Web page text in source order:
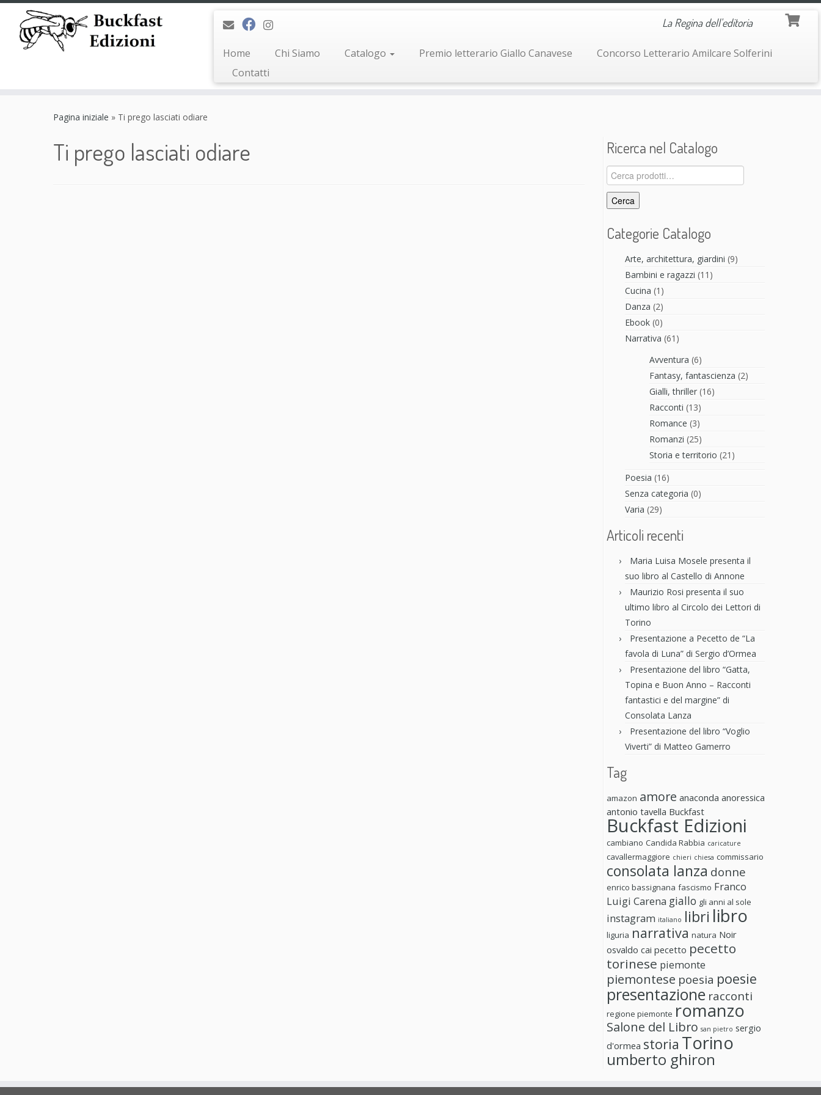
La Regina dell'editoria
Home Chi Siamo Catalogo Premio letterario Giallo Canavese
Concorso Letterario Amilcare Solferini
Contatti
Pagina iniziale » Ti prego lasciati odiare
Ti prego lasciati odiare Ricerca nel Catalogo
Cerca:
Cerca
Categorie Catalogo
Arte, architettura, giardini (9)
Bambini e ragazzi (11)
Cucina (1)
Danza (2)
Ebook (0)
Narrativa (61)
Avventura (6)
Fantasy, fantascienza (2)
Gialli, thriller (16)
Racconti (13)
Romance (3)
Romanzi (25)
Storia e territorio (21)
Poesia (16)
Senza categoria (0)
Varia (29)
Articoli recenti
Maria Luisa Mosele presenta il
suo libro al Castello di Annone
Maurizio Rosi presenta il suo
ultimo libro al Circolo dei Lettori di
Torino
Presentazione a Pecetto de “La
favola di Luna” di Sergio d’Ormea
Presentazione del libro “Gatta,
Topina e Buon Anno – Racconti
fantastici e del margine” di
Consolata Lanza
Presentazione del libro “Voglio
Viverti” di Matteo Gamerro
Tag
amazon amore anaconda anoressica
antonio tavella Buckfast
Buckfast Edizioni
cambiano Candida Rabbia caricature
cavallermaggiore chieri chiesa commissario
consolata lanza donne
enrico bassignana fascismo Franco
Luigi Carena giallo gli anni al sole
instagram italiano libri libro
liguria narrativa natura Noir
osvaldo cai pecetto pecetto
torinese piemonte
piemontese poesia poesie
presentazione racconti
regione piemonte romanzo
Salone del Libro san pietro sergio
d'ormea storia Torino
umberto ghiron